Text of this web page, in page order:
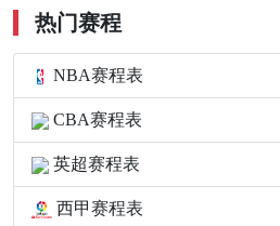
热门赛程
NBA赛程表
CBA赛程表
英超赛程表
西甲赛程表